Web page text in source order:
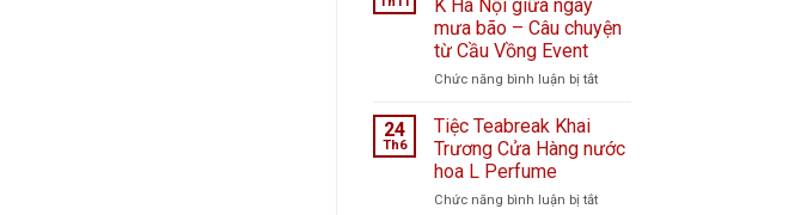
K Hà Nội giữa ngày
mưa bão – Câu chuyện
từ Cầu Vồng Event
Chức năng bình luận bị tắtở
tại
Bệnh
K
24
Th6
Tiệc Teabreak Khai
Trương Cửa Hàng nước
hoa L Perfume
Chức năng bình luận bị tắtở